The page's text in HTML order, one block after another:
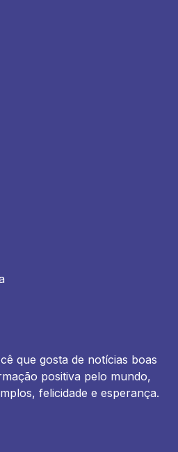
que gosta de notícias boas
positiva pelo mundo,
felicidade e esperança.